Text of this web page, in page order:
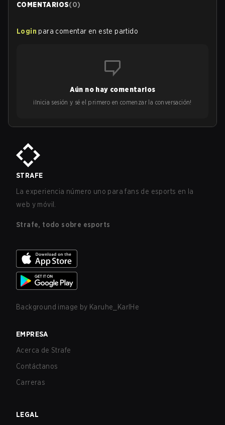
COMENTARIOS(0)
Login para comentar en este partido
Aún no hay comentarios
¡Inicia sesión y sé el primero en comenzar la conversación!
STRAFE
La experiencia número uno para fans de esports en la
web y móvil.
Strafe, todo sobre esports
Background image by Karuhe_KarlHe
EMPRESA
Acerca de Strafe
Contáctanos
Carreras
LEGAL